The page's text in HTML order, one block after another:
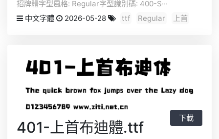
招牌體字型風格: Regular字型識別碼: 400-S···
中文字體
2026-05-28 ttf Regular 上首
401-上首布迪體.ttf
下載